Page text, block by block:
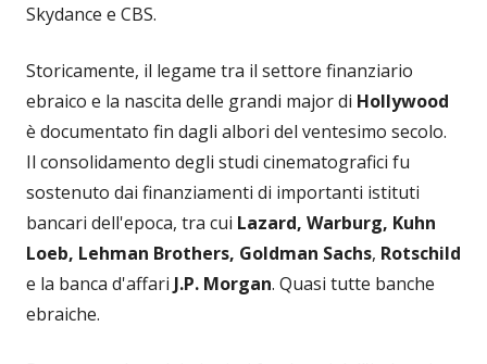
Skydance e CBS.
Storicamente, il legame tra il settore finanziario
ebraico e la nascita delle grandi major di Hollywood
è documentato fin dagli albori del ventesimo secolo.
Il consolidamento degli studi cinematografici fu
sostenuto dai finanziamenti di importanti istituti
bancari dell'epoca, tra cui Lazard, Warburg, Kuhn
Loeb, Lehman Brothers, Goldman Sachs, Rotschild
e la banca d'affari J.P. Morgan. Quasi tutte banche
ebraiche.